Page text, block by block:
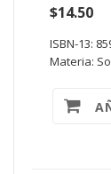
$14.50
ISBN-13:
Materia: